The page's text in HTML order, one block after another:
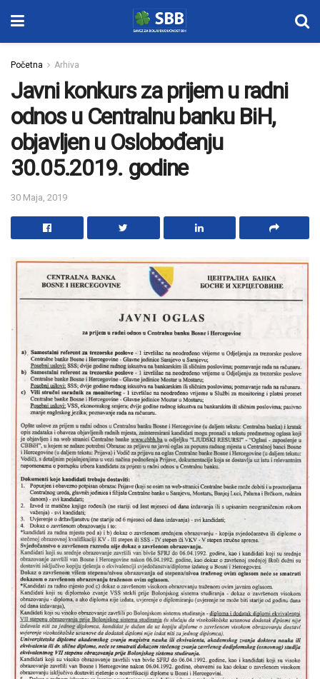
Početna Arhiva
Javni konkurs za prijem u radni
odnos u Centralnu banku BiH,
objavljen u Oslobođenju
30.05.2019. godine
30 Maja, 2019